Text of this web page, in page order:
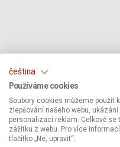
čeština
Používáme cookies
Soubory cookies můžeme použít
zlepšování našeho webu,
personalizaci reklam. Celkově
zážitku z webu. Pro více
tlačítko „Ne, upravit“.